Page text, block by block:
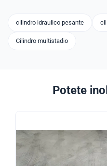
cilindro idraulico pesante
Cilindro multistadio
Potete